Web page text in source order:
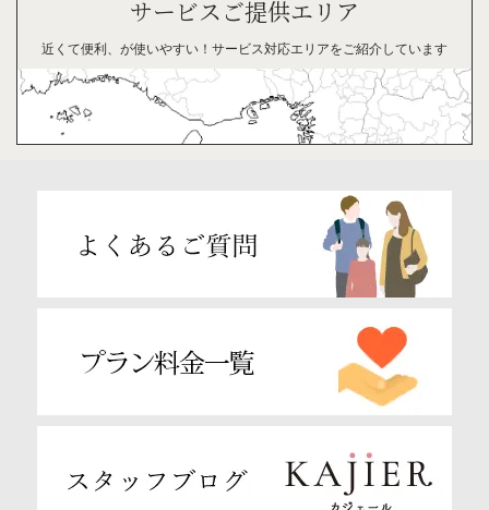
サービスご提供エリア
近くて便利、が使いやすい！ サービス対応エリアをご紹介しています